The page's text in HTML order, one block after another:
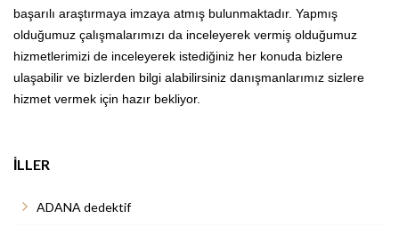
başarılı araştırmaya imzaya atmış bulunmaktadır. Yapmış
olduğumuz çalışmalarımızı da inceleyerek vermiş olduğumuz
hizmetlerimizi de inceleyerek istediğiniz her konuda bizlere
ulaşabilir ve bizlerden bilgi alabilirsiniz danışmanlarımız sizlere
hizmet vermek için hazır bekliyor.
İLLER
ADANA dedektif